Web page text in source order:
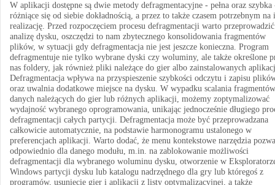
W aplikacji dostępne są dwie metody defragmentacyjne - pełna oraz szybka
różniące się od siebie dokładnością, a przez to także czasem potrzebnym na
realizację. Przed rozpoczęciem procesu defragmentacji warto przeprowadzić
analizę dysku, oszczędzi to nam zbytecznego konsolidowania fragmentów
plików, w sytuacji gdy defragmentacja nie jest jeszcze konieczna. Program
defragmentuje nie tylko wybrane dyski czy woluminy, ale także określone
nas foldery, jak również pliki należące do gier albo zainstalowanych
Defragmentacja wpływa na przyspieszenie szybkości odczytu i zapisu
oraz uwalnia dodatkowe miejsce na dysku. W wypadku scalania fragmentów
danych należących do gier lub różnych aplikacji, możemy zoptymalizować
wydajność wybranego oprogramowania, unikając jednocześnie długiego
defragmentacji całych partycji. Defragmentacja może być przeprowadzana
całkowicie automatycznie, na podstawie harmonogramu ustalonego w
preferencjach aplikacji. Warto dodać, że menu kontekstowe narzędzia
odpowiednio dla danego modułu, m.in. na zablokowanie możliwości
defragmentacji dla wybranego woluminu dysku, otworzenie w
Windows partycji dysku lub katalogu nadrzędnego dla gry lub któregoś z
programów, usunięcie gier i aplikacji z listy optymalizacyjnej, a także